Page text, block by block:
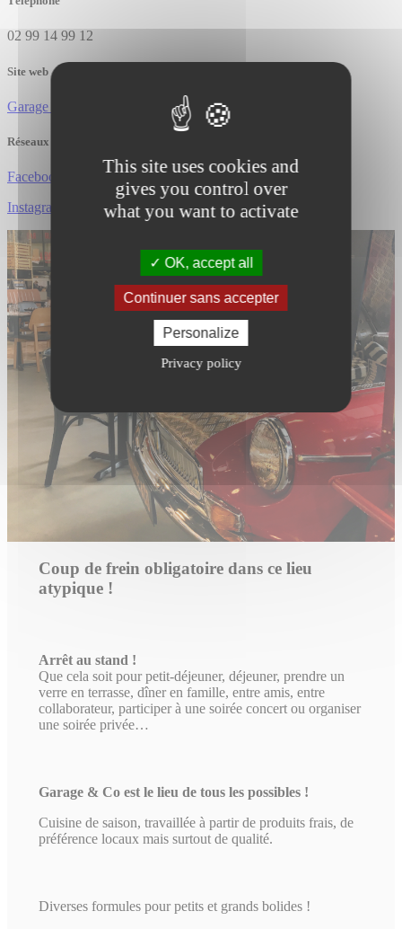
This site uses cookies and
gives you control over
what you want to activate
OK, accept all
Continuer sans accepter
Personalize
Privacy policy
02 99 14 99 12
Site web
Garage & Co
Réseaux sociaux
Facebook
Instagram
Coup de frein obligatoire dans ce lieu
atypique !
Arrêt au stand !
Que cela soit pour petit-déjeuner, déjeuner, prendre un
verre en terrasse, dîner en famille, entre amis, entre
collaborateur, participer à une soirée concert ou organiser
une soirée privée…
Garage & Co est le lieu de tous les possibles !
Cuisine de saison, travaillée à partir de produits frais, de
préférence locaux mais surtout de qualité.
Diverses formules pour petits et grands bolides !